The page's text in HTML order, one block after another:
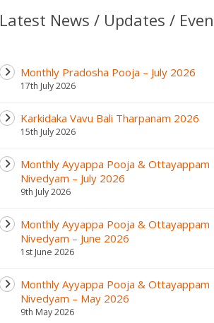
Latest News / Updates /
Monthly Pradosha Pooja – July 2026
17th July 2026
Karkidaka Vavu Bali Tharpanam 2026
15th July 2026
Monthly Ayyappa Pooja & Ottayappam
Nivedyam – July 2026
9th July 2026
Monthly Ayyappa Pooja & Ottayappam
Nivedyam – June 2026
1st June 2026
Monthly Ayyappa Pooja & Ottayappam
Nivedyam – May 2026
9th May 2026